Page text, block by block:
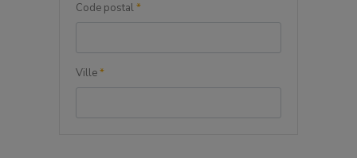
Code postal*
Ville*